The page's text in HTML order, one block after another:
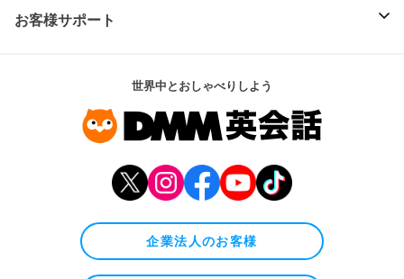
お客様サポート
世界中とおしゃべりしよう
企業法人のお客様